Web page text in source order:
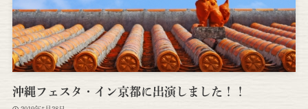
沖縄フェスタ・イン京都に出演しました！！